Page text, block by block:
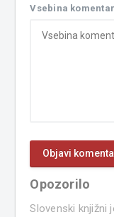
Vsebina
Opozorilo
Slovenski knjižni